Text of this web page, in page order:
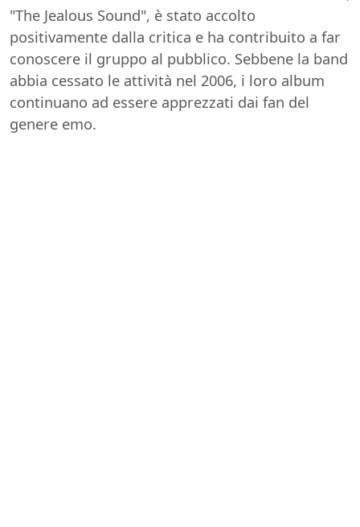
"The Jealous Sound", è stato accolto
positivamente dalla critica e ha contribuito a far
conoscere il gruppo al pubblico. Sebbene la band
abbia cessato le attività nel 2006, i loro album
continuano ad essere apprezzati dai fan del
genere emo.